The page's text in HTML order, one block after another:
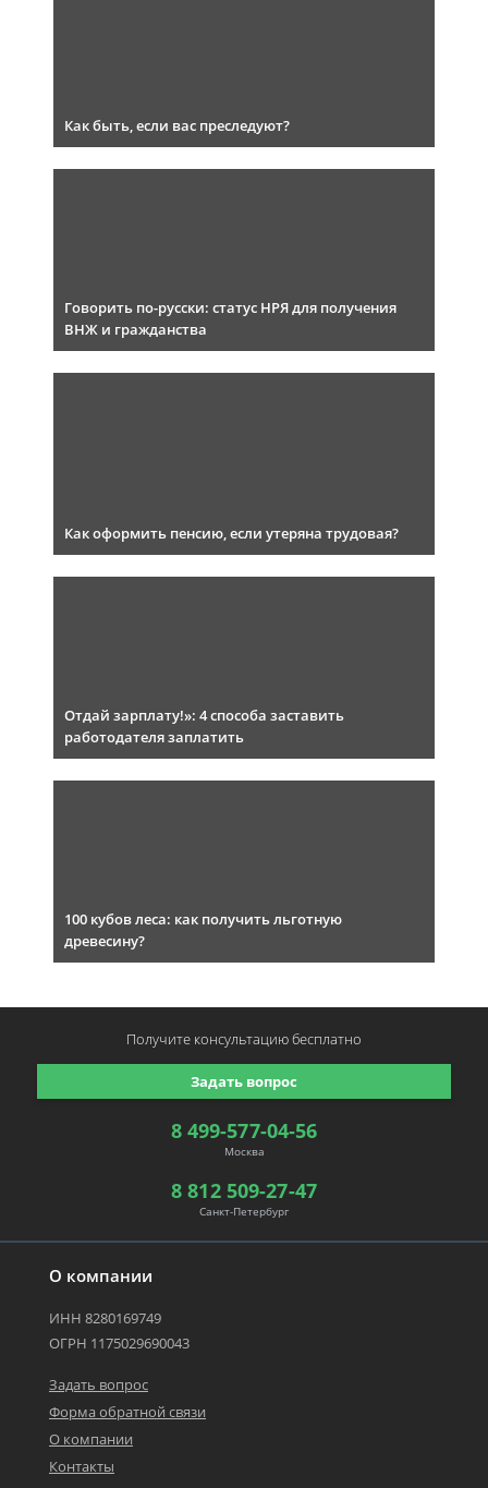
Как быть, если вас преследуют?
Говорить по-русски: статус НРЯ для получения
ВНЖ и гражданства
Как оформить пенсию, если утеряна трудовая?
Отдай зарплату!»: 4 способа заставить
работодателя заплатить
100 кубов леса: как получить льготную
древесину?
О компании
ИНН 8280169749
ОГРН 1175029690043
Задать вопрос
Форма обратной связи
О компании
Контакты
8 499-577-04-56
Москва
8 812 509-27-47
Санкт-Петербург
Задать вопрос
Получите консультациюбесплатно